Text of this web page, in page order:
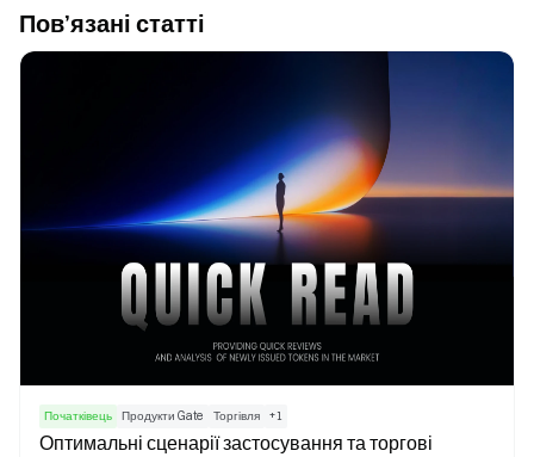
Пов’язані статті
Початківець Продукти Gate Торгівля +1
Оптимальні сценарії застосування та торгові